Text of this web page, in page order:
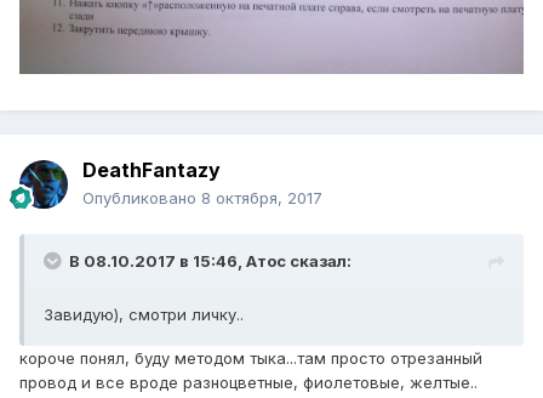
DeathFantazy
Опубликовано 8 октября, 2017
В 08.10.2017 в 15:46, Атос сказал:
Завидую), смотри личку..
короче понял, буду методом тыка...там просто отрезанный
провод и все вроде разноцветные, фиолетовые, желтые..